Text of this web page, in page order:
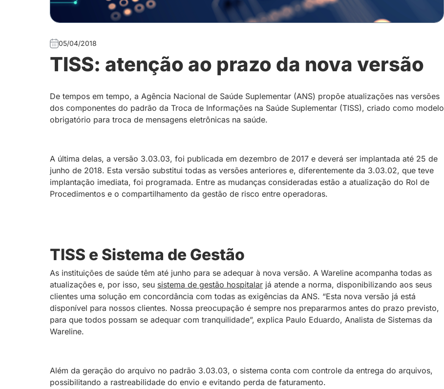
05/04/2018
TISS: atenção ao prazo da nova versão
De tempos em tempo, a Agência Nacional de Saúde Suplementar (ANS) propõe atualizações nas versões
dos componentes do padrão da Troca de Informações na Saúde Suplementar (TISS), criado como modelo
obrigatório para troca de mensagens eletrônicas na saúde.
A última delas, a versão 3.03.03, foi publicada em dezembro de 2017 e deverá ser implantada até 25 de
junho de 2018. Esta versão substitui todas as versões anteriores e, diferentemente da 3.03.02, que teve
implantação imediata, foi programada. Entre as mudanças consideradas estão a atualização do Rol de
Procedimentos e o compartilhamento da gestão de risco entre operadoras.
TISS e Sistema de Gestão
As instituições de saúde têm até junho para se adequar à nova versão. A Wareline acompanha todas as
atualizações e, por isso, seu sistema de gestão hospitalar já atende a norma, disponibilizando aos seus
clientes uma solução em concordância com todas as exigências da ANS. “Esta nova versão já está
disponível para nossos clientes. Nossa preocupação é sempre nos prepararmos antes do prazo previsto,
para que todos possam se adequar com tranquilidade”, explica Paulo Eduardo, Analista de Sistemas da
Wareline.
Além da geração do arquivo no padrão 3.03.03, o sistema conta com controle da entrega do arquivos,
possibilitando a rastreabilidade do envio e evitando perda de faturamento.